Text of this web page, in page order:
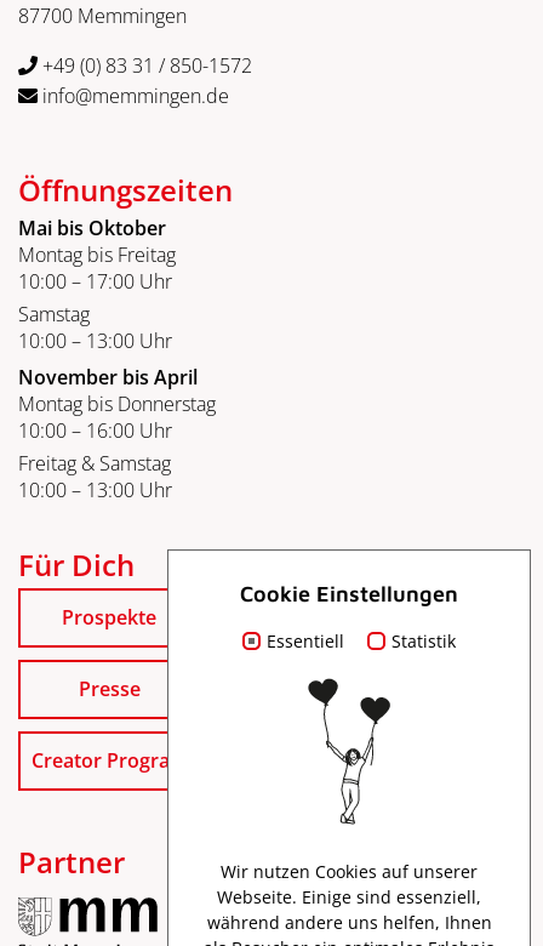
87700 Memmingen
+49 (0) 83 31 / 850-1572
info@memmingen.de
Öffnungszeiten
Mai bis Oktober
Montag bis Freitag
10:00 – 17:00 Uhr
Samstag
10:00 – 13:00 Uhr
November bis April
Montag bis Donnerstag
10:00 – 16:00 Uhr
Freitag & Samstag
10:00 – 13:00 Uhr
Für Dich
Prospekte
Presse
Creator Program
Partner
Cookie Einstellungen
Essentiell Statistik
Wir nutzen Cookies auf unserer
Webseite. Einige sind essenziell,
während andere uns helfen, Ihnen